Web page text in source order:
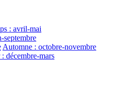
: avril-mai
septembre
Automne : octobre-novembre
décembre-mars